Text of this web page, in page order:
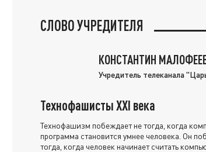
СЛОВО УЧРЕДИТЕЛЯ
КОНСТАНТИН
Учредитель телеканала
Технофашисты XXI века
Технофашизм побеждает не тогда, когда
программа становится умнее человека. Он
тогда, когда человек начинает считать